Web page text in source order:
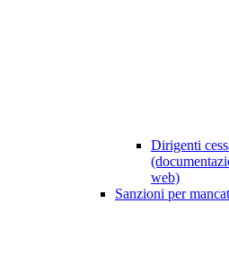
Dirigenti
web)
Sanzioni per